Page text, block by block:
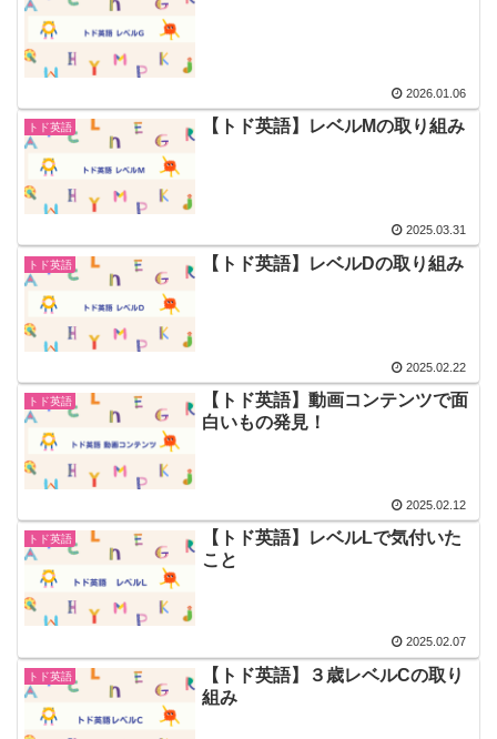
2026.01.06
トド英語 【トド英語】レベルMの取り組み
2025.03.31
トド英語 【トド英語】レベルDの取り組み
2025.02.22
トド英語
【トド英語】動画コンテンツで面
白いもの発見！
2025.02.12
トド英語
【トド英語】レベルLで気付いた
こと
2025.02.07
トド英語
【トド英語】３歳レベルCの取り
組み